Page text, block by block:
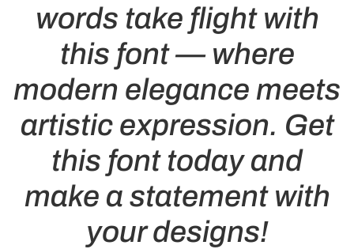
words take flight with
this font — where
modern elegance meets
artistic expression. Get
this font today and
make a statement with
your designs!